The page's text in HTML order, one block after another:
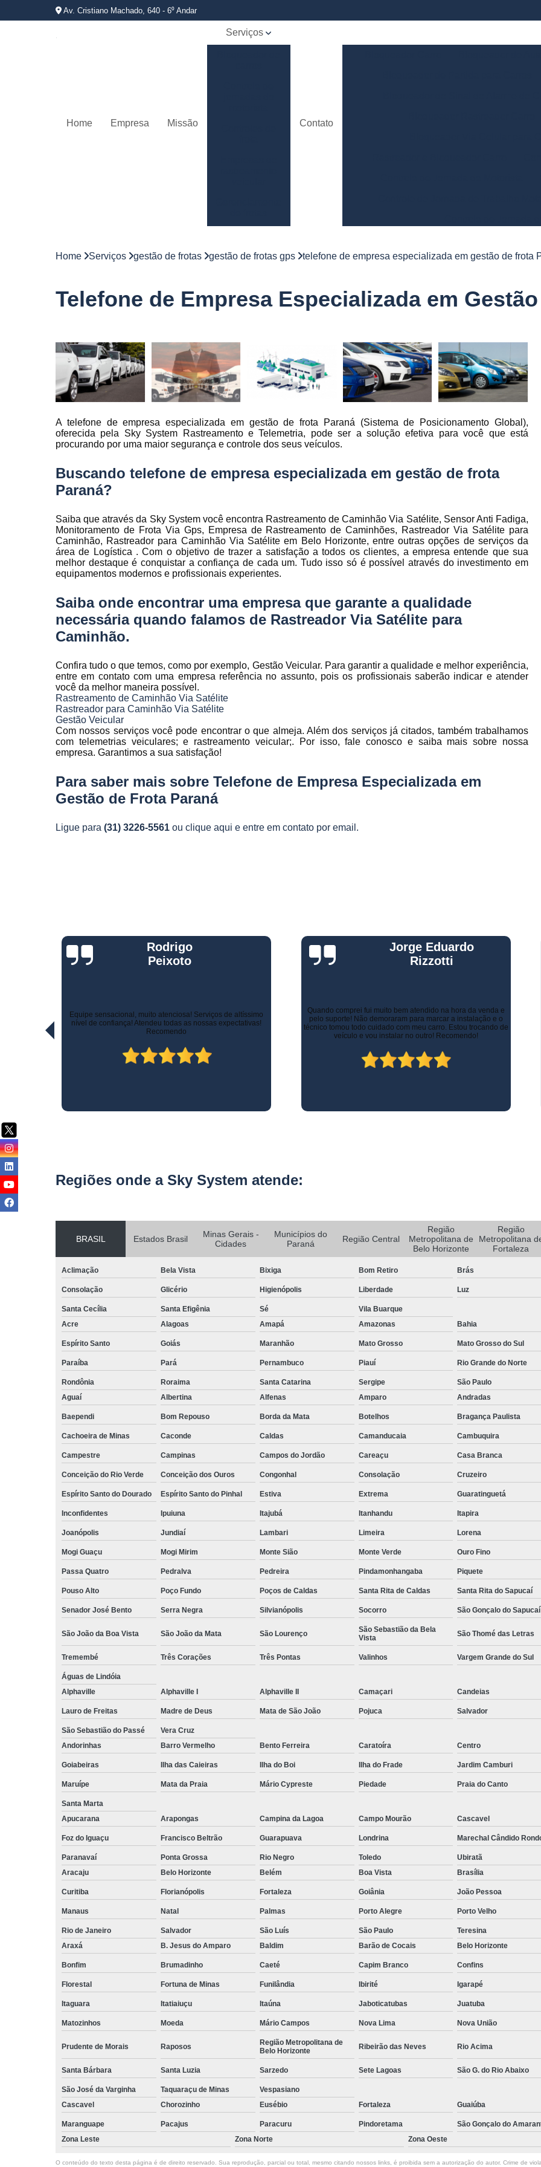
Av. Cristiano Machado, 640 - 6⁰ Andar
Home Empresa Missão
Serviços
Monitoramento
de frotas
Rastreador
carro
Rastreadores
automotivos
Rastreadores
de caminhões
Rastreamento
de carro
Rastreamento
de frota
Rastreamento
Sensores de
fadiga
veicular
rastreamentos
controle de
manutenção de
veiculares
Telemetrias
veiculares
Contato
Controle de Jornada Motorista
Controle de Abastecimento de
Controle de Frota
Controle de Frota
Controle de Frota de Caminhões
Controle de Manutenção de Frota de
Sistema de Fadiga
Empresa de
Empresa de Rastreadores de Veiculos
Empresa de Rastreamento por
Empresa
Gerenciamento de Frota de
Gerenciamento de Frota de Empresas
Gerenciamento
Gerenciamento de Frota
Gerenciamento de Frota Manutenção
Gerenciamento de Frota para
Gestão de Frota
Gestão de Frota
Gestão de Frota Minas Gerais
Gestão
Gestão de Frota de Veículos Minas Gerais
Monitoramento de Horímetro
Rastreamento e Monitoramento
Monitoramento Gps
Monitoramento Veicular Belo Horizonte
Monitoramento Veicular em Tempo Real
Monitoramento Veicular por Câmeras
Gps Veicular Rastreador
Rastreador Automotivo Belo Horizonte
Rastreador e Bloqueador Automotivo
Rastreador e Bloqueador Veicular
Empresa de Rastreamento de
Rastreador de Caminhão
Rastreador de Caminhão Minas
Rastreador para Caminhão
Rastreador Satelital para Caminhões
Rastreamento de Caminhão Via Satélite
Empresa de Rastreador Veicular
Rastreador de Automóveis
Rastreador
Rastreador de Carro Minas
Rastreador para Carros
Rastreador Veicular para Carros de
Rastreador Veicular Particular
Gps
Rastreador do Carro
Rastreador Gps para Carro
Rastreador para Carros com
Rastreador por Satelite para Carros
Empresa Especializada em Rastreamento
Rastreamento de Carros Belo
Rastreamento de Carros e Caminhões
Rastreamento de Carros por Satélite
Rastreamento para Carros e
Monitoramento e Rastreamento de Frotas
Rastreamento de Frotas Belo Horizonte
Rastreamento de Frotas Minas
Rastreamento e Monitoramento
Empresa de
Empresa de
Empresa
Empresas de Monitoramento e
Rastreamento de Veículos
Rastreamento para Carros
Detector
Detector de Fadiga para Motorista
Sensor de Fadiga e Distração
Camera Gravadora
Cameras para Veiculos com
Home Serviços gestão de frotas gestão de frotas gps telefone de empresa especializada em gestão de frota
Telefone de Empresa Especializada em
A telefone de empresa especializada em gestão de frota Paraná (Sistema de Posicionamento Global),
oferecida pela Sky System Rastreamento e Telemetria, pode ser a solução efetiva para você que está
procurando por uma maior segurança e controle dos seus veículos.
Buscando telefone de empresa especializada em gestão de frota
Paraná?
Saiba que através da Sky System você encontra Rastreamento de Caminhão Via Satélite, Sensor Anti Fadiga,
Monitoramento de Frota Via Gps, Empresa de Rastreamento de Caminhões, Rastreador Via Satélite para
Caminhão, Rastreador para Caminhão Via Satélite em Belo Horizonte, entre outras opções de serviços da
área de Logística . Com o objetivo de trazer a satisfação a todos os clientes, a empresa entende que sua
melhor destaque é conquistar a confiança de cada um. Tudo isso só é possível através do investimento em
equipamentos modernos e profissionais experientes.
Saiba onde encontrar uma empresa que garante a qualidade
necessária quando falamos de Rastreador Via Satélite para
Caminhão.
Confira tudo o que temos, como por exemplo, Gestão Veicular. Para garantir a qualidade e melhor experiência,
entre em contato com uma empresa referência no assunto, pois os profissionais saberão indicar e atender
você da melhor maneira possível.
Rastreamento de Caminhão Via Satélite
Rastreador para Caminhão Via Satélite
Gestão Veicular
Com nossos serviços você pode encontrar o que almeja. Além dos serviços já citados, também trabalhamos
com telemetrias veiculares; e rastreamento veicular;. Por isso, fale conosco e saiba mais sobre nossa
empresa. Garantimos a sua satisfação!
Para saber mais sobre Telefone de Empresa Especializada em
Gestão de Frota Paraná
Ligue para (31) 3226-5561 ou clique aqui e entre em contato por email.
Jorge Eduardo
Rizzotti
Quando comprei fui muito bem atendido na hora da venda e
pelo suporte! Não demoraram para marcar a instalação e o
técnico tomou todo cuidado com meu carro. Estou trocando de
veículo e vou instalar no outro! Recomendo!
Gustavo Leone
controlar as entregas tanto urbanas como no Estado de Minas
Gerais. Contratamos os serviços de rastreamento e logística.
Inicialmente já economizamos com os custos com seguros.
Atualmente, contamos com diversos recursos que tornam as
Regiões onde a Sky System atende:
BRASIL Estados Brasil
Minas Gerais -
Cidades
Municípios do
Paraná
Região Central
Região
Metropolitana de
Belo Horizonte
Região
Metropolitana
Fortaleza
Aclimação Bela Vista Bixiga Bom Retiro Brás
Consolação Glicério Higienópolis Liberdade Luz
Santa Cecília Santa Efigênia Sé
Vila Buarque
Acre
Alagoas Amapá Amazonas Bahia
Espírito Santo Goiás Maranhão Mato Grosso Mato Grosso do Sul
Paraíba Pará Pernambuco Piauí Rio Grande do Norte
Rondônia Roraima Santa Catarina Sergipe São Paulo
Aguaí
Albertina Alfenas Amparo Andradas
Baependi Bom Repouso Borda da Mata Botelhos Bragança Paulista
Cachoeira de Minas Caconde Caldas Camanducaia Cambuquira
Campestre Campinas Campos do Jordão Careaçu Casa Branca
Conceição do Rio Verde Conceição dos Ouros Congonhal Consolação Cruzeiro
Espírito Santo do Dourado Espírito Santo do Pinhal Estiva Extrema Guaratinguetá
Inconfidentes Ipuiuna Itajubá Itanhandu Itapira
Joanópolis Jundiaí Lambari Limeira Lorena
Mogi Guaçu Mogi Mirim Monte Sião Monte Verde Ouro Fino
Passa Quatro Pedralva Pedreira Pindamonhangaba Piquete
Pouso Alto Poço Fundo Poços de Caldas Santa Rita de Caldas Santa Rita do Sapucaí
Senador José Bento Serra Negra Silvianópolis Socorro São Gonçalo do Sapucaí
São João da Boa Vista São João da Mata São Lourenço
São Sebastião da Bela
Vista
São Thomé das Letras
Tremembé Três Corações Três Pontas Valinhos Vargem Grande do Sul
Águas de Lindóia
Alphaville
Alphaville I Alphaville II Camaçari Candeias
Lauro de Freitas Madre de Deus Mata de São João Pojuca Salvador
São Sebastião do Passé
Vera Cruz
Andorinhas
Barro Vermelho Bento Ferreira Caratoíra Centro
Goiabeiras Ilha das Caieiras Ilha do Boi Ilha do Frade Jardim Camburi
Maruípe Mata da Praia Mário Cypreste Piedade Praia do Canto
Santa Marta
Apucarana
Arapongas Campina da Lagoa Campo Mourão Cascavel
Foz do Iguaçu Francisco Beltrão Guarapuava Londrina Marechal Cândido
Paranavaí Ponta Grossa Rio Negro Toledo Ubiratã
Aracaju
Belo Horizonte Belém Boa Vista Brasília
Curitiba Florianópolis Fortaleza Goiânia João Pessoa
Manaus Natal Palmas Porto Alegre Porto Velho
Rio de Janeiro Salvador São Luís São Paulo Teresina
Araxá
B. Jesus do Amparo Baldim Barão de Cocais Belo Horizonte
Bonfim Brumadinho Caeté Capim Branco Confins
Florestal Fortuna de Minas Funilândia Ibirité Igarapé
Itaguara Itatiaiuçu Itaúna Jaboticatubas Juatuba
Matozinhos Moeda Mário Campos Nova Lima Nova União
Prudente de Morais Raposos
Região Metropolitana de
Belo Horizonte
Ribeirão das Neves Rio Acima
Santa Bárbara Santa Luzia Sarzedo Sete Lagoas São G. do Rio Abaixo
São José da Varginha Taquaraçu de Minas
Vespasiano
Cascavel
Chorozinho Eusébio Fortaleza Guaiúba
Maranguape Pacajus Paracuru Pindoretama São Gonçalo do
Zona Leste
Zona Norte Zona Oeste
O conteúdo do texto desta página é de direito reservado. Sua reprodução, parcial ou total, mesmo citando nossos links, é proibida sem a autorização do autor. Crime de